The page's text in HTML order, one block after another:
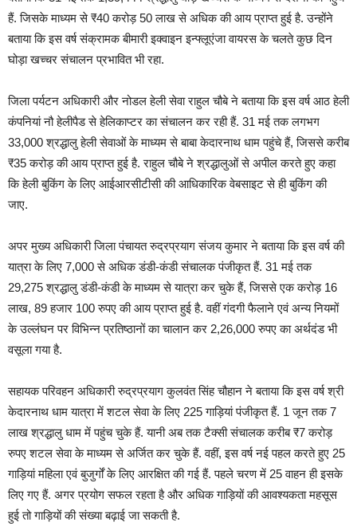
हैं. जिसके माध्यम से ₹40 करोड़ 50 लाख से अधिक की आय प्राप्त हुई है. उन्होंने
बताया कि इस वर्ष संक्रामक बीमारी इक्वाइन इन्फ्लूएंजा वायरस के चलते कुछ दिन
घोड़ा खच्चर संचालन प्रभावित भी रहा.
जिला पर्यटन अधिकारी और नोडल हेली सेवा राहुल चौबे ने बताया कि इस वर्ष आठ हेली
कंपनियां नौ हेलीपैड से हेलिकाप्टर का संचालन कर रही हैं. 31 मई तक लगभग
33,000 श्रद्धालु हेली सेवाओं के माध्यम से बाबा केदारनाथ धाम पहुंचे हैं, जिससे करीब
₹35 करोड़ की आय प्राप्त हुई है. राहुल चौबे ने श्रद्धालुओं से अपील करते हुए कहा
कि हेली बुकिंग के लिए आईआरसीटीसी की आधिकारिक वेबसाइट से ही बुकिंग की
जाए.
अपर मुख्य अधिकारी जिला पंचायत रुद्रप्रयाग संजय कुमार ने बताया कि इस वर्ष की
यात्रा के लिए 7,000 से अधिक डंडी-कंडी संचालक पंजीकृत हैं. 31 मई तक
29,275 श्रद्धालु डंडी-कंडी के माध्यम से यात्रा कर चुके हैं, जिससे एक करोड़ 16
लाख, 89 हजार 100 रुपए की आय प्राप्त हुई है. वहीं गंदगी फैलाने एवं अन्य नियमों
के उल्लंघन पर विभिन्न प्रतिष्ठानों का चालान कर 2,26,000 रुपए का अर्थदंड भी
वसूला गया है.
सहायक परिवहन अधिकारी रुद्रप्रयाग कुलवंत सिंह चौहान ने बताया कि इस वर्ष श्री
केदारनाथ धाम यात्रा में शटल सेवा के लिए 225 गाड़ियां पंजीकृत हैं. 1 जून तक 7
लाख श्रद्धालु धाम में पहुंच चुके हैं. यानी अब तक टैक्सी संचालक करीब ₹7 करोड़
रुपए शटल सेवा के माध्यम से अर्जित कर चुके हैं. वहीं, इस वर्ष नई पहल करते हुए 25
गाड़ियां महिला एवं बुजुर्गों के लिए आरक्षित की गई हैं. पहले चरण में 25 वाहन ही इसके
लिए गए हैं. अगर प्रयोग सफल रहता है और अधिक गाड़ियों की आवश्यकता महसूस
हुई तो गाड़ियों की संख्या बढ़ाई जा सकती है.